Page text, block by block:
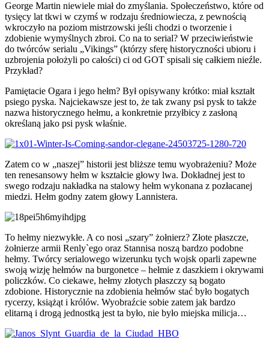
George Martin niewiele miał do zmyślania. Społeczeństwo, które od
tysięcy lat tkwi w czymś w rodzaju średniowiecza, z pewnością
wkroczyło na poziom mistrzowski jeśli chodzi o tworzenie i
zdobienie wymyślnych zbroi. Co na to serial? W przeciwieństwie
do twórców serialu „Vikings” (którzy sferę historyczności ubioru i
uzbrojenia położyli po całości) ci od GOT spisali się całkiem nieźle.
Przykład?
Pamiętacie Ogara i jego hełm? Był opisywany krótko: miał kształt
psiego pyska. Najciekawsze jest to, że tak zwany psi pysk to także
nazwa historycznego hełmu, a konkretnie przyłbicy z zasłoną
określaną jako psi pysk właśnie.
Zatem co w „naszej” historii jest bliższe temu wyobrażeniu? Może
ten renesansowy hełm w kształcie głowy lwa. Dokładnej jest to
swego rodzaju nakładka na stalowy hełm wykonana z pozłacanej
miedzi. Hełm godny zatem głowy Lannistera.
To hełmy niezwykłe. A co nosi „szary” żołnierz? Złote płaszcze,
żołnierze armii Renly`ego oraz Stannisa noszą bardzo podobne
hełmy. Twórcy serialowego wizerunku tych wojsk oparli zapewne
swoją wizję hełmów na burgonetce – hełmie z daszkiem i okrywami
policzków. Co ciekawe, hełmy złotych płaszczy są bogato
zdobione. Historycznie na zdobienia hełmów stać było bogatych
rycerzy, książąt i królów. Wyobraźcie sobie zatem jak bardzo
elitarną i drogą jednostką jest ta było, nie było miejska milicja…